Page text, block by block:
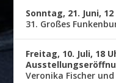
Sonntag, 21. Juni,
31. Großes
Freitag, 10. Juli, 18
Veronika Fischer